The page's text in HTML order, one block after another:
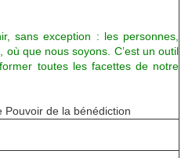
sans exception : les personnes,
que nous soyons. C’est un outil
toutes les facettes de notre
Pouvoir de la bénédiction